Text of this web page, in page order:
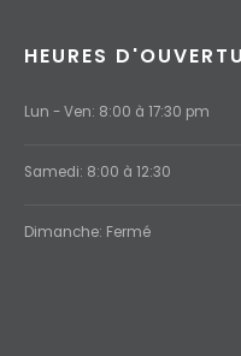
HEURES
Lun - Ven: 8:00 à 17:30 pm
Samedi: 8:00 à 12:30
Dimanche: Fermé